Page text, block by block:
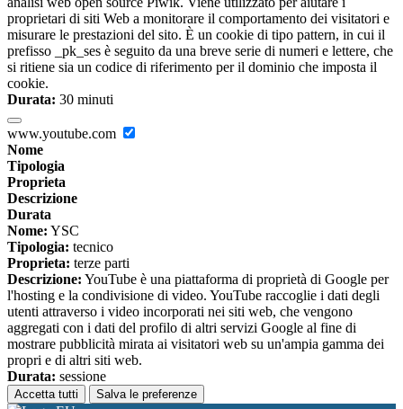
proprietari di siti Web a monitorare il comportamento dei visitatori e
misurare le prestazioni del sito. È un cookie di tipo pattern, in cui il
prefisso _pk_ses è seguito da una breve serie di numeri e lettere, che
si ritiene sia un codice di riferimento per il dominio che imposta il
cookie.
Durata: 30 minuti
www.youtube.com
Nome
Tipologia
Proprieta
Descrizione
Durata
Nome: YSC
Tipologia: tecnico
Proprieta: terze parti
Descrizione: YouTube è una piattaforma di proprietà di Google per
l'hosting e la condivisione di video. YouTube raccoglie i dati degli
utenti attraverso i video incorporati nei siti web, che vengono
aggregati con i dati del profilo di altri servizi Google al fine di
mostrare pubblicità mirata ai visitatori web su un'ampia gamma dei
propri e di altri siti web.
Durata: sessione
Accetta tutti Salva le preferenze